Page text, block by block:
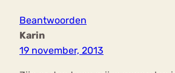
Beantwoorden
Karin
19 november, 2013